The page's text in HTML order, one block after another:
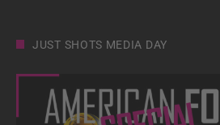
JUST SHOTS MEDIA DAY